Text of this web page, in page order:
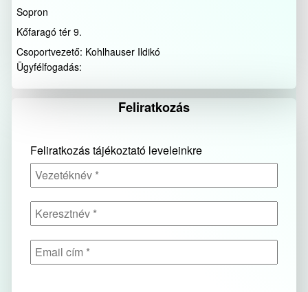
Sopron
Kőfaragó tér 9.
Csoportvezető: Kohlhauser Ildikó
Ügyfélfogadás:
Feliratkozás
Feliratkozás tájékoztató leveleinkre